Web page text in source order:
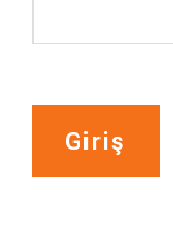
Giriş